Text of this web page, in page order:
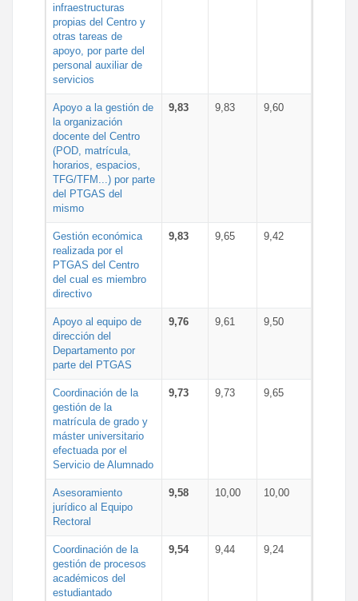
infraestructuras
propias del Centro y
otras tareas de
apoyo, por parte del
personal auxiliar de
servicios
Apoyo a la gestión de
la organización
docente del Centro
(POD, matrícula,
horarios, espacios,
TFG/TFM...) por parte
del PTGAS del
mismo
9,83 9,83 9,60
Gestión económica
realizada por el
PTGAS del Centro
del cual es miembro
directivo
9,83 9,65 9,42
Apoyo al equipo de
dirección del
Departamento por
parte del PTGAS
9,76 9,61 9,50
Coordinación de la
gestión de la
matrícula de grado y
máster universitario
efectuada por el
Servicio de Alumnado
9,73 9,73 9,65
Asesoramiento
jurídico al Equipo
Rectoral
9,58 10,00 10,00
Coordinación de la
gestión de procesos
académicos del
estudiantado
9,54 9,44 9,24